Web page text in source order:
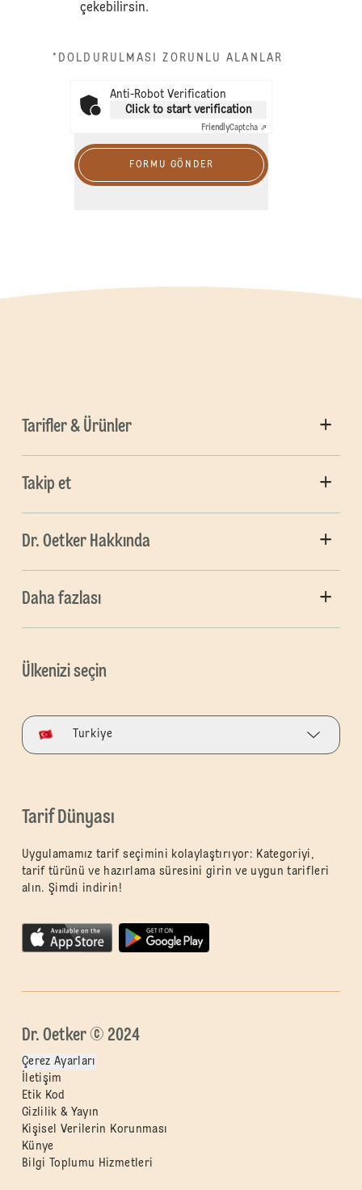
çekebilirsin.
*DOLDURULMASI ZORUNLU ALANLAR
Anti-Robot Verification
Click to start verification
FriendlyCaptcha ⇗
FORMU GÖNDER
Tarifler & Ürünler
Takip et
Dr. Oetker Hakkında
Daha fazlası
Ülkenizi seçin
Turkiye
Tarif Dünyası
Uygulamamız tarif seçimini kolaylaştırıyor: Kategoriyi,
tarif türünü ve hazırlama süresini girin ve uygun tarifleri
alın. Şimdi indirin!
Dr. Oetker © 2024
Çerez Ayarları
İletişim
Etik Kod
Gizlilik & Yayın
Kişisel Verilerin Korunması
Künye
Bilgi Toplumu Hizmetleri